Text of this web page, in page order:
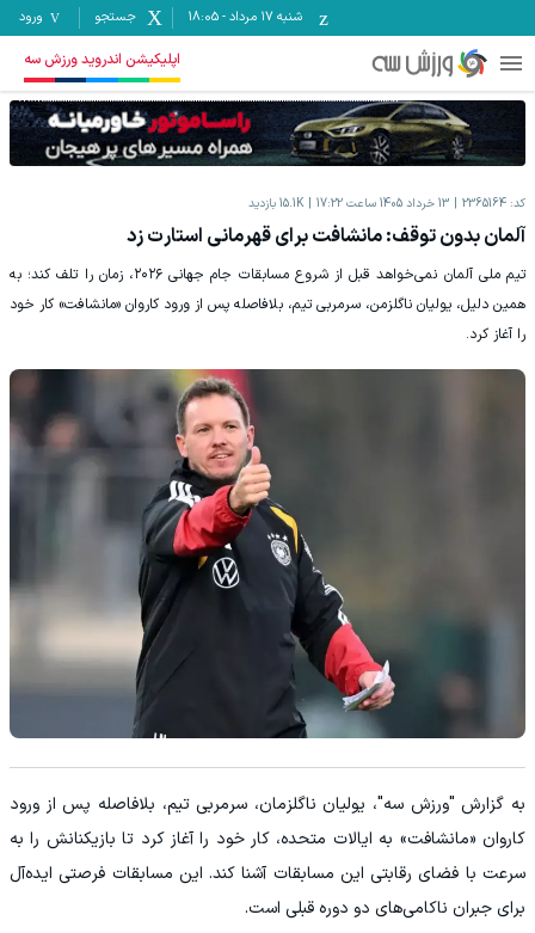
شنبه ۱۷ مرداد -
18:05 جستجو ورود
اپلیکیشن اندروید ورزش سه
کد: 2365164 13 خرداد 1405 ساعت 17:22 15.1K بازدید
آلمان بدون توقف: مانشافت برای قهرمانی استارت زد
تیم ملی آلمان نمی‌خواهد قبل از شروع مسابقات جام جهانی ۲۰۲۶، زمان را تلف کند؛ به
همین دلیل، یولیان ناگلزمن، سرمربی تیم، بلافاصله پس از ورود کاروان «مانشافت» کار خود
را آغاز کرد.
به گزارش "ورزش سه"، یولیان ناگلزمان، سرمربی تیم، بلافاصله پس از ورود
کاروان «مانشافت» به ایالات متحده، کار خود را آغاز کرد تا بازیکنانش را به
سرعت با فضای رقابتی این مسابقات آشنا کند. این مسابقات فرصتی ایده‌آل
برای جبران ناکامی‌های دو دوره قبلی است.